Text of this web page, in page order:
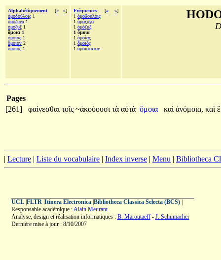
Alphabétiquement [« »]
ὁμοδούλοις 1
ὁμόζυγα 1
ὁμόζυξ 1
ὅμοια 1
ὁμοίας 1
ὅμοιον 2
ὅμοιός 1
Fréquences [« »]
1 ὁμοδούλοις
1 ὁμόζυγα
1 ὁμόζυξ
1 ὅμοια
1 ὁμοίας
1 ὅμοιός
1 ὁμοιότατον
Pages
[261]
φαίνεσθαι τοῖς ~ἀκούουσι τὰ αὐτὰ ὅμοια καὶ ἀνόμοια, καὶ
| Lecture | Liste du vocabulaire | Index inverse | Menu | Bibliotheca
UCL| FLTR| Itinera Electronica| Bibliotheca Classica Selecta (BCS)|
Responsable académique :Alain Meurant
Analyse, design et réalisation informatiques : B. Maroutaeff- J. Schumacher
Dernière mise à jour : 8/10/2007